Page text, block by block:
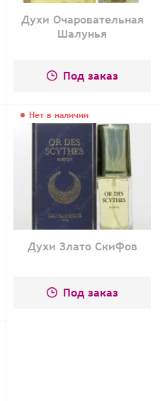
Духи Очаровательная
Шалунья
Под заказ
Нет в наличии
Духи Злато Скифов
Под заказ